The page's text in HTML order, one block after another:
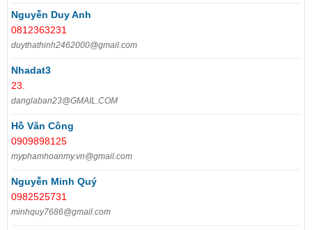
Nguyễn Duy Anh
0812363231
duythathinh2462000@gmail.com
Nhadat3
23.
danglaban23@GMAIL.COM
Hồ Văn Công
0909898125
myphamhoanmy.vn@gmail.com
Nguyễn Minh Quý
0982525731
minhquy7686@gmail.com